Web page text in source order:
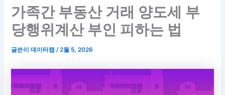
가족간 부동산 거래 양도세 부
당행위계산 부인 피하는 법
글쓴이데이터랩/2월 5, 2026